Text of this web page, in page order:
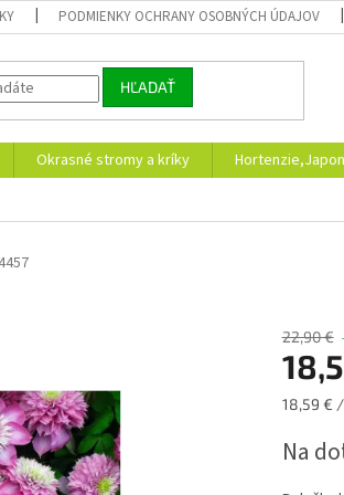
PODMIENKY OCHRANY OSOBNÝCH ÚDAJOV
HĽADAŤ
Okrasné stromy a kríky
4457
22,90 €
18,59 € /
Na